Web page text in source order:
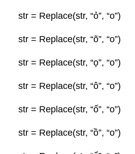
str = Replace(str, “ỏ”, “o”)
str = Replace(str, “õ”, “o”)
str = Replace(str, “ọ”, “o”)
str = Replace(str, “ô”, “o”)
str = Replace(str, “ố”, “o”)
str = Replace(str, “ồ”, “o”)